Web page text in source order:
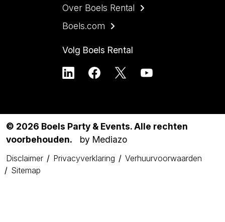
Over Boels Rental
Boels.com
Volg Boels Rental
© 2026 Boels Party & Events. Alle rechten
voorbehouden.
by Mediazo
Disclaimer Privacyverklaring
Verhuurvoorwaarden
Sitemap